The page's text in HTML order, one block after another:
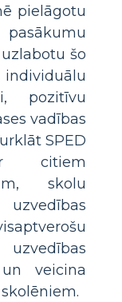
pielāgotu
šo
pozitīvu
vadības
SPED
citiem
skolu
veicina